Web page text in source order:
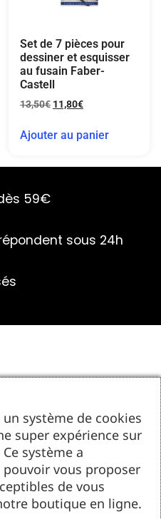
Set de 7 pièces pour
dessiner et esquisser
au fusain Faber-
Castell
13,50€ 11,80€
Ajouter au panier
59€
sous 24h
système de cookies
super expérience sur
système a
vous proposer
de vous
boutique en ligne.